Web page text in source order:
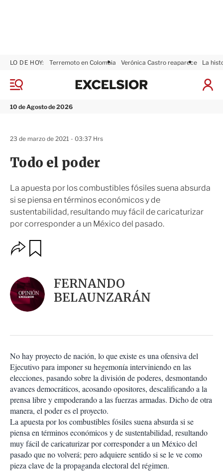
M
n
10 de Agosto de 2026
LO DE HOY: Terremoto en Colombia Verónica Castro reaparece La
I
ó
x
Todo el poder
La apuesta por los combustibles fósiles suena absurda
si se piensa en términos económicos y de
sustentabilidad, resultando muy fácil de caricaturizar
por corresponder a un México del pasado.
23 de marzo de 2021 - 03:37 Hrs
O
p
o
n
e
s
c
m
p
a
r
i
r
a
r
FERNANDO
BELAUNZARÁN
No hay proyecto de nación, lo que existe es una ofensiva del
Ejecutivo para imponer su hegemonía interviniendo en las
elecciones, pasando sobre la división de poderes, desmontando
avances democráticos, acosando opositores, descalificando a la
prensa libre y empoderando a las fuerzas armadas. Dicho de otra
manera, el poder es el proyecto.
La apuesta por los combustibles fósiles suena absurda si se
piensa en términos económicos y de sustentabilidad, resultando
muy fácil de caricaturizar por corresponder a un México del
pasado que no volverá; pero adquiere sentido si se le ve como
pieza clave de la propaganda electoral del régimen.